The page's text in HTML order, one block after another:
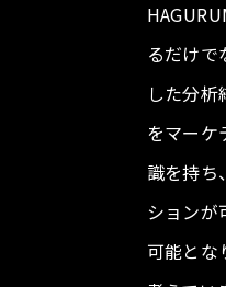
るだけ
した分
をマーケ
識を持ち
ションが
可能とな